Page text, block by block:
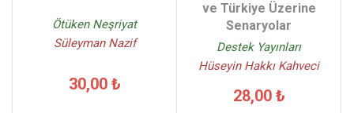
Ötüken Neşriyat
Süleyman Nazif
30,00 ₺
ve Türkiye Üzerine
Senaryolar
Destek Yayınları
Hüseyin Hakkı Kahveci
28,00 ₺